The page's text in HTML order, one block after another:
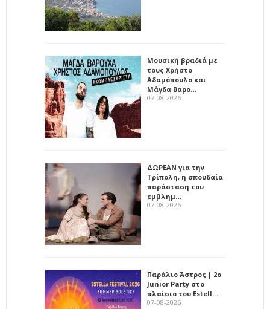
Μουσική βραδιά με
τους Χρήστο
Αδαμόπουλο και
Μάγδα Βαρο…
07-08-2026
ΔΩΡΕΑΝ για την
Τρίπολη, η σπουδαία
παράσταση του
εμβλημ…
07-08-2026
Παράλιο Άστρος | 2ο
Junior Party στο
πλαίσιο του Estell…
07-08-2026